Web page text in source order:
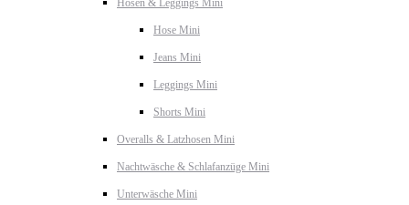
Hosen & Leggings Mini
Hose Mini
Jeans Mini
Leggings Mini
Shorts Mini
Overalls & Latzhosen Mini
Nachtwäsche & Schlafanzüge Mini
Unterwäsche Mini